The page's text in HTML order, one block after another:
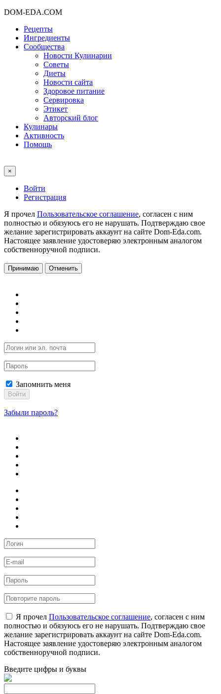
DOM-EDA.COM
Рецепты
Ингредиенты
Сообщества
Новости Кулинарии
Советы
Диеты
Новости сайта
Здоровое питание
Сервировка
Этикет
Авторский блог
Кулинары
Активность
Помощь
×
Войти
Регистрация
Я прочел Пользовательское соглашение, согласен с ним
полностью и обязуюсь его не нарушать. Подтверждаю свое
желание зарегистрировать аккаунт на сайте Dom-Eda.com.
Настоящее заявление удостоверяю электронным аналогом
собственноручной подписи.
Принимаю Отменить
Запомнить меня
Войти
Забыли пароль?
Я прочел Пользовательское соглашение, согласен с ним
полностью и обязуюсь его не нарушать. Подтверждаю свое
желание зарегистрировать аккаунт на сайте Dom-Eda.com.
Настоящее заявление удостоверяю электронным аналогом
собственноручной подписи.
Введите цифры и буквы